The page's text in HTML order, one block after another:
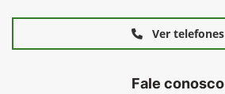
Ver telefones
Fale conosco